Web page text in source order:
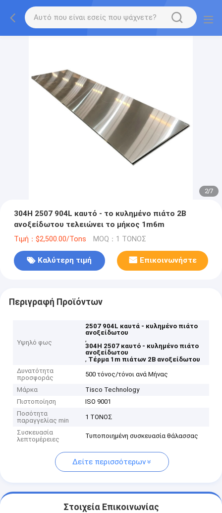
2/7
304H 2507 904L καυτό - το κυλημένο πιάτο 2B
ανοξείδωτου τελειώνει το μήκος 1m6m
Τιμή：$2,500.00/Tons MOQ：1 ΤΟΝΟΣ
Καλύτερη τιμή Επικοινωνήστε
Περιγραφή Προϊόντων
Υψηλό φως
2507 904L καυτά - κυλημένο πιάτο
ανοξείδωτου
,
304H 2507 καυτό - κυλημένο πιάτο
ανοξείδωτου
, Τέρμα 1m πιάτων 2B ανοξείδωτου
Δυνατότητα
προσφοράς
500 τόνος/τόνοι ανά Μήνας
Μάρκα
Tisco Technology
Πιστοποίηση
ISO 9001
Ποσότητα
παραγγελίας min
1 ΤΟΝΟΣ
Συσκευασία
λεπτομέρειες
Τυποποιημένη συσκευασία θάλασσας
Δείτε περισσότερων
Στοιχεία Επικοινωνίας